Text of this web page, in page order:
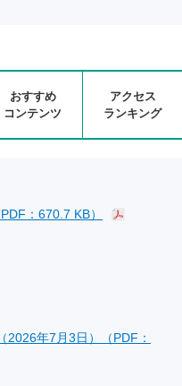
おすすめ
コンテンツ
アクセス
ランキング
：670.7 KB）
2026年7月3日）（PDF：